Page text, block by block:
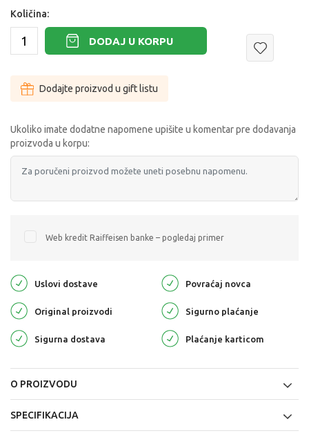
Količina:
DODAJ U KORPU
Dodajte proizvod u gift listu
Ukoliko imate dodatne napomene upišite u komentar pre dodavanja
proizvoda u korpu:
Web kredit Raiffeisen banke – pogledaj primer
Uslovi dostave Povraćaj novca
Original proizvodi Sigurno plaćanje
Sigurna dostava Plaćanje karticom
O PROIZVODU
SPECIFIKACIJA